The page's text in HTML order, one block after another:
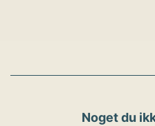
Noget du